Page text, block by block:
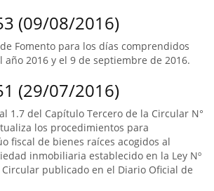
(09/08/2016)
Fomento para los días comprendidos
2016 y el 9 de septiembre de 2016.
(29/07/2016)
1.7 del Capítulo Tercero de la Circular N°
los procedimientos para
fiscal de bienes raíces acogidos al
inmobiliaria establecido en la Ley Nº
Circular publicado en el Diario Oficial de